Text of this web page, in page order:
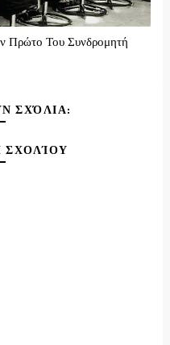
Πρώτο Του Συνδρομητή
ΣΧΌΛΙΑ:
ΣΧΟΛΊΟΥ